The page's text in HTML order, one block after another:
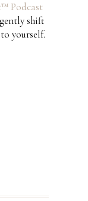
Podcast
shift
yourself.